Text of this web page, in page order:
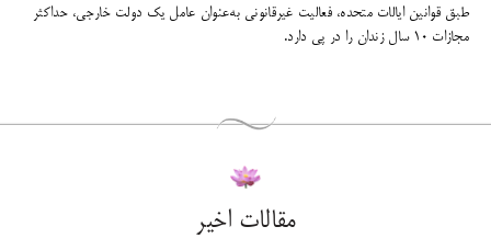
طبق قوانین ایالات متحده، فعالیت غیرقانونی به‌عنوان عامل یک دولت خارجی، حداکثر
مجازات ۱۰ سال زندان را در پی دارد.
مقالات اخیر